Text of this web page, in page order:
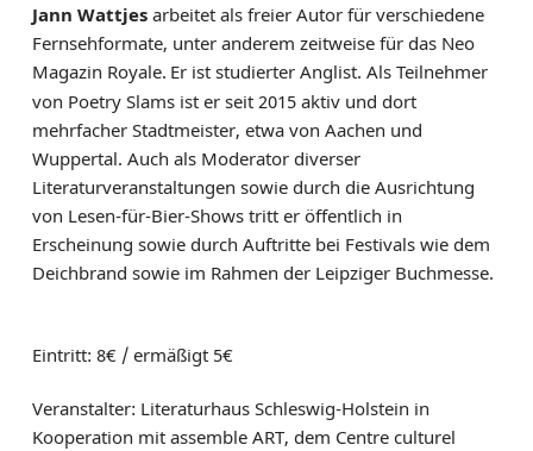
Jann Wattjesarbeitet als freier Autor für verschiedene
Fernsehformate, unter anderem zeitweise für das Neo
Magazin Royale. Er ist studierter Anglist. Als Teilnehmer
von Poetry Slams ist er seit 2015 aktiv und dort
mehrfacher Stadtmeister, etwa von Aachen und
Wuppertal. Auch als Moderator diverser
Literaturveranstaltungen sowie durch die Ausrichtung
von Lesen-für-Bier-Shows tritt er öffentlich in
Erscheinung sowie durch Auftritte bei Festivals wie dem
Deichbrand sowie im Rahmen der Leipziger Buchmesse.
Eintritt: 8€ / ermäßigt 5€
Veranstalter: Literaturhaus Schleswig-Holstein in
Kooperation mit assemble ART, dem Centre culturel